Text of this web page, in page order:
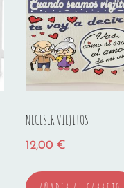
NECESER VIEJITOS
12,00 €